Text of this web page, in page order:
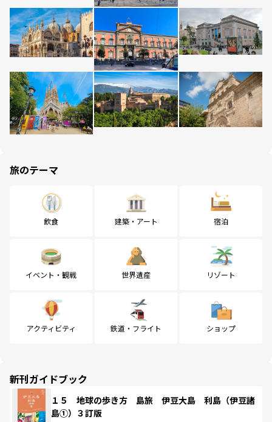
旅のテーマ
飲食 建築・アート 宿泊
イベント・観戦 世界遺産 リゾート
アクティビティ 鉄道・フライト ショップ
新刊ガイドブック
１５ 地球の歩き方 島旅 伊豆大島 利島（伊豆諸
島①）３訂版